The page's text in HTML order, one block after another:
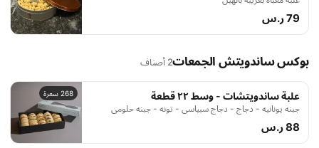
79 ر.س
بوكس ساندويتش الجمعات2 أصناف
268 سعرة علبة ساندويتشات - وسط ٢٢ قطعة
جبنه يونانيه - دجاج - دجاج سبياسي - تونه - جبنه حلومي
88 ر.س